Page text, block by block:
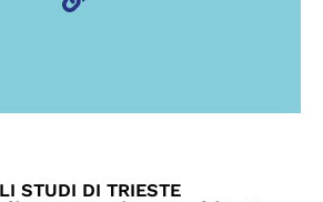
STUDI DI TRIESTE